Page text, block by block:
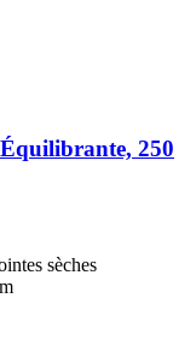
250
sèches